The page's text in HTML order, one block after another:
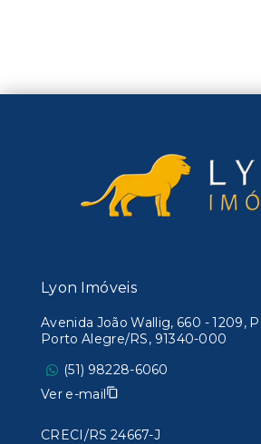
Lyon Imóveis
Avenida João Wallig, 660 - 1209,
Porto Alegre/RS, 91340-000
(51) 98228-6060
Ver e-mail
CRECI/RS 24667-J